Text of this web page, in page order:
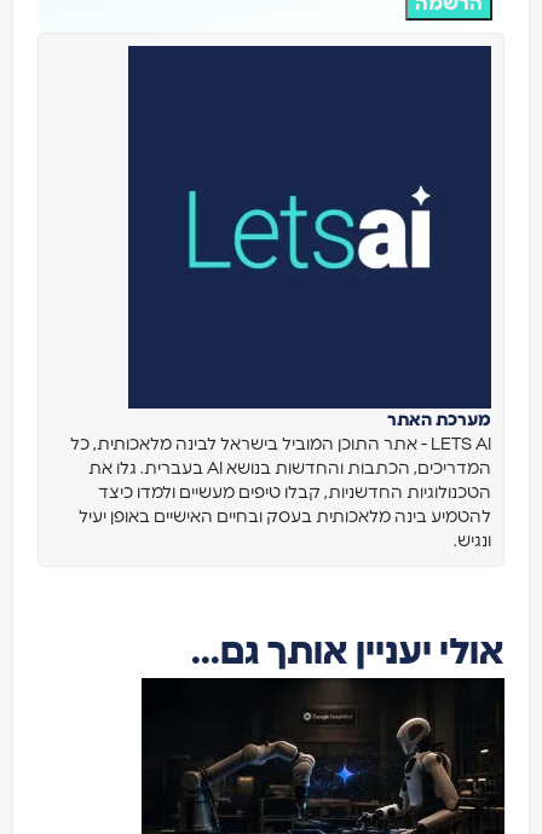
מערכת האתר
LETS AI - אתר התוכן המוביל בישראל לבינה מלאכותית, כל
המדריכים, הכתבות והחדשות בנושא AI בעברית. גלו את
הטכנולוגיות החדשניות, קבלו טיפים מעשיים ולמדו כיצד
להטמיע בינה מלאכותית בעסק ובחיים האישיים באופן יעיל
ונגיש.
אולי יעניין אותך גם...